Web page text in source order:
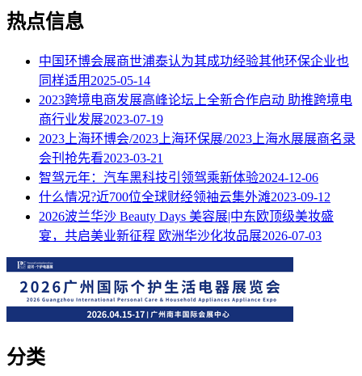
热点信息
中国环博会展商世浦泰认为其成功经验其他环保企业也
同样适用 2025-05-14
2023跨境电商发展高峰论坛上全新合作启动 助推跨境电
商行业发展2023-07-19
2023上海环博会/2023上海环保展/2023上海水展展商名录
会刊抢先看2023-03-21
智驾元年：汽车黑科技引领驾乘新体验2024-12-06
什么情况?近700位全球财经领袖云集外滩2023-09-12
2026波兰华沙 Beauty Days 美容展|中东欧顶级美妆盛
宴，共启美业新征程 欧洲华沙化妆品展2026-07-03
分类